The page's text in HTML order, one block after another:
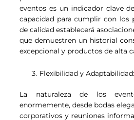
eventos es un indicador clave
capacidad para cumplir con los
de calidad establecerá
que demuestren un historial
excepcional y productos de alta
Flexibilidad y Adaptabilidad:
La naturaleza de los
enormemente, desde bodas
corporativos y reuniones